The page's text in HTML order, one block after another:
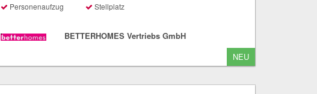
Personenaufzug Stellplatz
BETTERHOMES Vertriebs GmbH
NEU